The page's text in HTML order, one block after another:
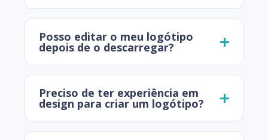
Posso editar o meu logótipo
depois de o descarregar?
Preciso de ter experiência em
design para criar um logótipo?